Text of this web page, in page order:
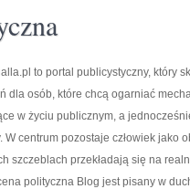
to portal publicystyczny, który
dla osób, które chcą ogarniać
w życiu publicznym, a
W centrum pozostaje człowiek
szczeblach przekładają się na
polityczna Blog jest pisany w